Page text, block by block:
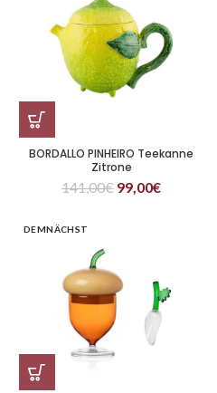
BORDALLO PINHEIRO Teekanne
Zitrone
141,00€ 99,00€
DEMNÄCHST